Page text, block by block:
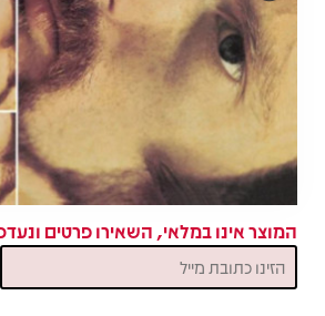
המוצר אינו במלאי, השאירו פרטים